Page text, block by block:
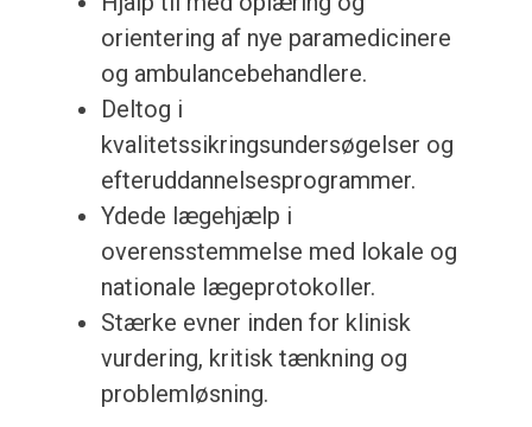
orientering af nye paramedicinere
og ambulancebehandlere.
Deltog i
kvalitetssikringsundersøgelser og
efteruddannelsesprogrammer.
Ydede lægehjælp i
overensstemmelse med lokale og
nationale lægeprotokoller.
Stærke evner inden for klinisk
vurdering, kritisk tænkning og
problemløsning.